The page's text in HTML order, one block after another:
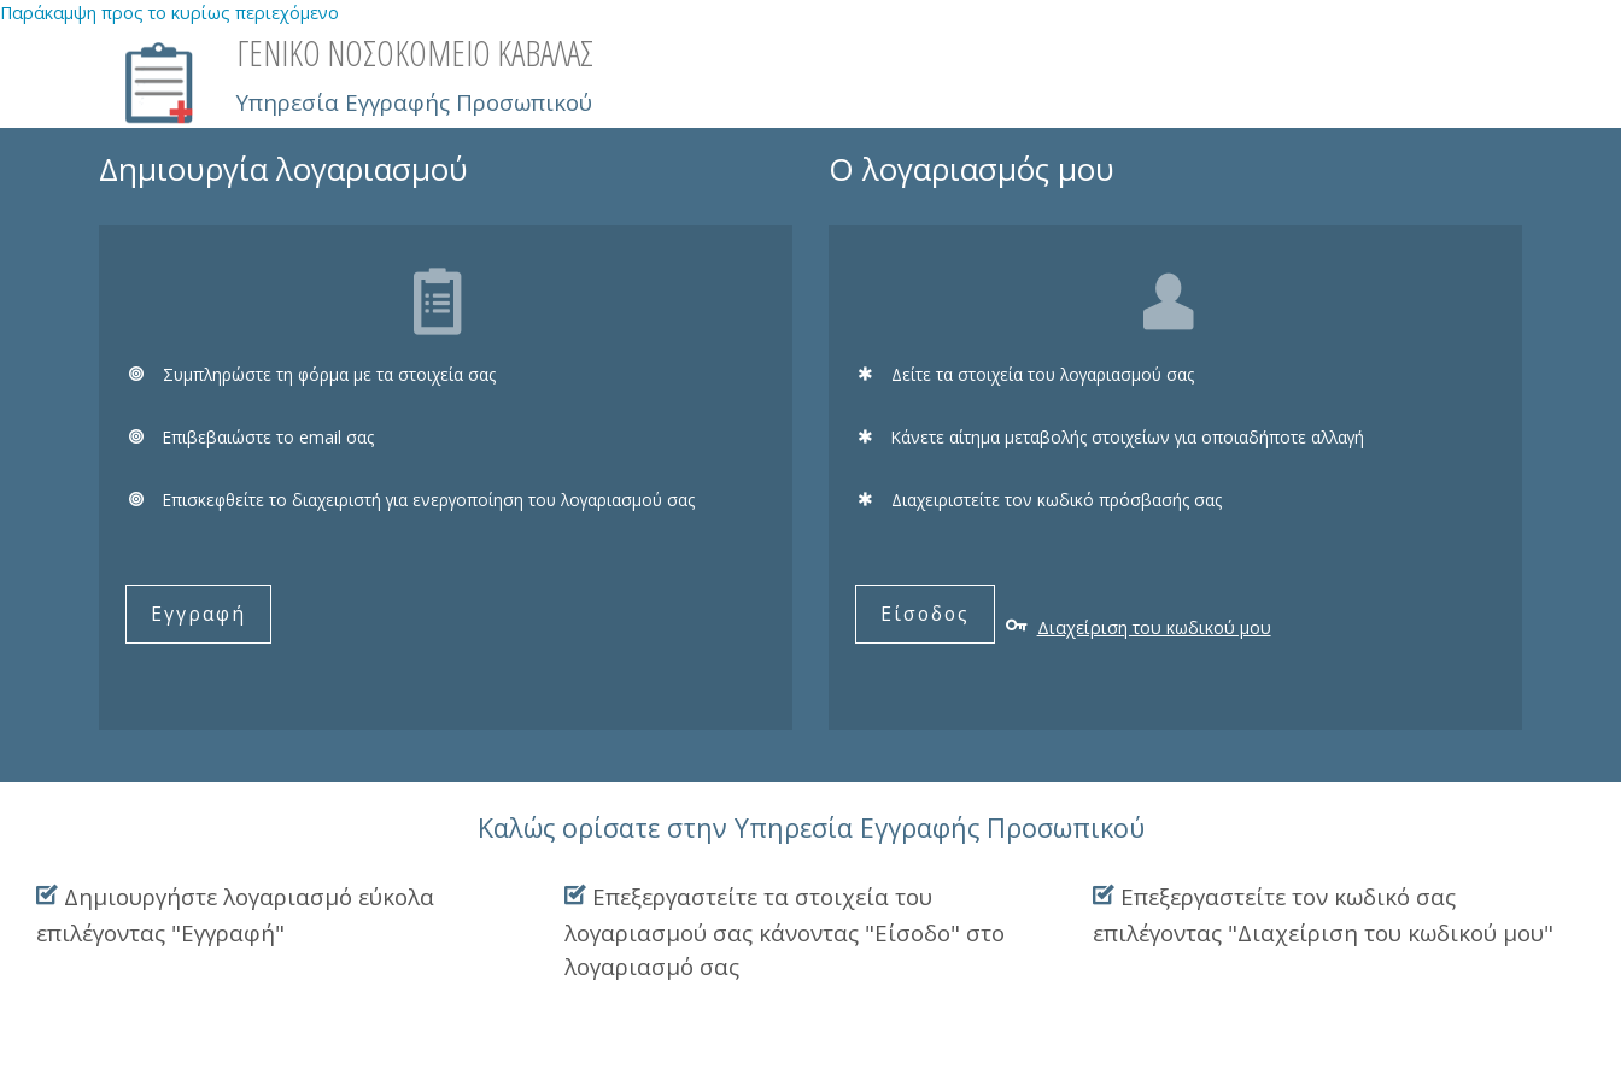
Παράκαμψη προς το κυρίως περιεχόμενο
ΓΕΝΙΚΟ ΝΟΣΟΚΟΜΕΙΟ ΚΑΒΑΛΑΣ
Υπηρεσία Εγγραφής Προσωπικού
Δημιουργία λογαριασμού
Συμπληρώστε τη φόρμα με τα στοιχεία σας
Eπιβεβαιώστε το email σας
Επισκεφθείτε το διαχειριστή για ενεργοποίηση του λογαριασμού σας
Εγγραφή
Ο λογαριασμός μου
Δείτε τα στοιχεία του λογαριασμού σας
Κάνετε αίτημα μεταβολής στοιχείων για οποιαδήποτε αλλαγή
Διαχειριστείτε τον κωδικό πρόσβασής σας
Είσοδος
Διαχείριση του κωδικού μου
Καλώς ορίσατε στην Υπηρεσία Εγγραφής Προσωπικού
Δημιουργήστε λογαριασμό εύκολα
επιλέγοντας "Εγγραφή"
Επεξεργαστείτε τα στοιχεία του
λογαριασμού σας κάνοντας "Είσοδο" στο
λογαριασμό σας
Επεξεργαστείτε τον κωδικό σας
επιλέγοντας "Διαχείριση του κωδικού μου"